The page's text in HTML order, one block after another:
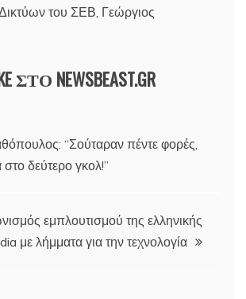
του ΣΕΒ, Γεώργιος
ΣΤΟ NEWSBEAST.GR
“Σούταραν πέντε φορές,
στο δεύτερο γκολ!”
εμπλουτισμού της ελληνικής
με λήμματα για την τεχνολογία